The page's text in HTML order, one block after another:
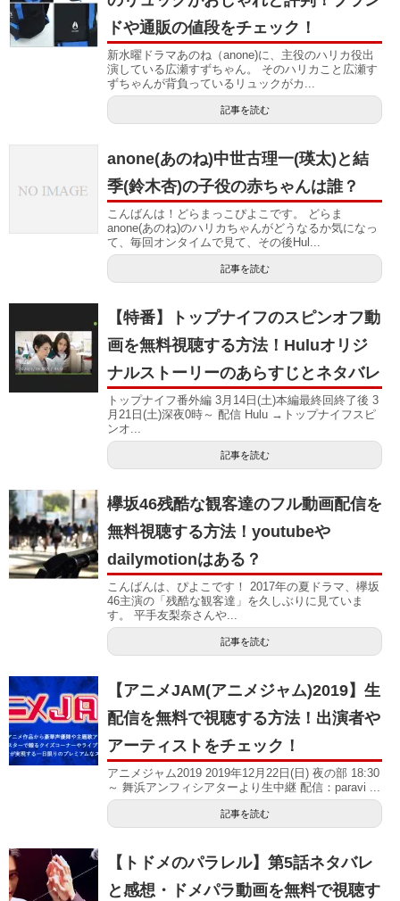
ドや通販の値段をチェック！
新水曜ドラマあのね（anone)に、主役のハリカ役出
演している広瀬すずちゃん。 そのハリカこと広瀬す
ずちゃんが背負っているリュックがカ...
記事を読む
anone(あのね)中世古理一(瑛太)と結
季(鈴木杏)の子役の赤ちゃんは誰？
こんばんは！どらまっこぴよこです。 どらま
anone(あのね)のハリカちゃんがどうなるか気になっ
て、毎回オンタイムで見て、その後Hul...
記事を読む
【特番】トップナイフのスピンオフ動
画を無料視聴する方法！Huluオリジ
ナルストーリーのあらすじとネタバレ
トップナイフ番外編 3月14日(土)本編最終回終了後 3
月21日(土)深夜0時～ 配信 Hulu →トップナイフスピ
ンオ...
記事を読む
欅坂46残酷な観客達のフル動画配信を
無料視聴する方法！youtubeや
dailymotionはある？
こんばんは、ぴよこです！ 2017年の夏ドラマ、欅坂
46主演の「残酷な観客達」を久しぶりに見ていま
す。 平手友梨奈さんや...
記事を読む
【アニメJAM(アニメジャム)2019】生
配信を無料で視聴する方法！出演者や
アーティストをチェック！
アニメジャム2019 2019年12月22日(日) 夜の部 18:30
～ 舞浜アンフィシアターより生中継 配信：paravi ...
記事を読む
【トドメのパラレル】第5話ネタバレ
と感想・ドメパラ動画を無料で視聴す